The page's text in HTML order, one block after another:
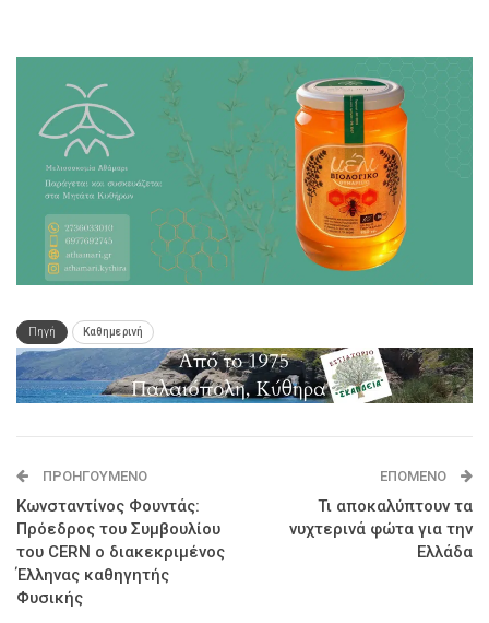
Πηγή Καθημερινή
ΠΡΟΗΓΟΎΜΕΝΟ
Κωνσταντίνος Φουντάς:
Πρόεδρος του Συμβουλίου
του CERN ο διακεκριμένος
Έλληνας καθηγητής
Φυσικής
ΕΠΌΜΕΝΟ
Τι αποκαλύπτουν τα
νυχτερινά φώτα για την
Ελλάδα